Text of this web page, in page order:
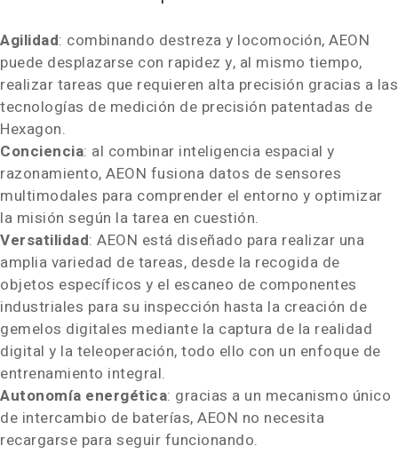
Agilidad: combinando destreza y locomoción, AEON
puede desplazarse con rapidez y, al mismo tiempo,
realizar tareas que requieren alta precisión gracias a las
tecnologías de medición de precisión patentadas de
Hexagon.
Conciencia: al combinar inteligencia espacial y
razonamiento, AEON fusiona datos de sensores
multimodales para comprender el entorno y optimizar
la misión según la tarea en cuestión.
Versatilidad: AEON está diseñado para realizar una
amplia variedad de tareas, desde la recogida de
objetos específicos y el escaneo de componentes
industriales para su inspección hasta la creación de
gemelos digitales mediante la captura de la realidad
digital y la teleoperación, todo ello con un enfoque de
entrenamiento integral.
Autonomía energética: gracias a un mecanismo único
de intercambio de baterías, AEON no necesita
recargarse para seguir funcionando.